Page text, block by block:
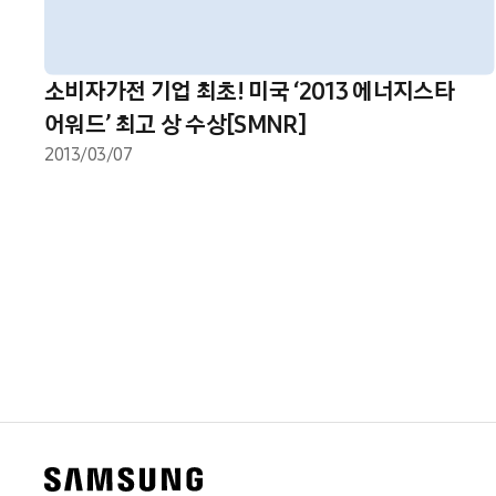
소비자가전 기업 최초! 미국 ‘2013 에너지스타
어워드’ 최고 상 수상[SMNR]
2013/03/07